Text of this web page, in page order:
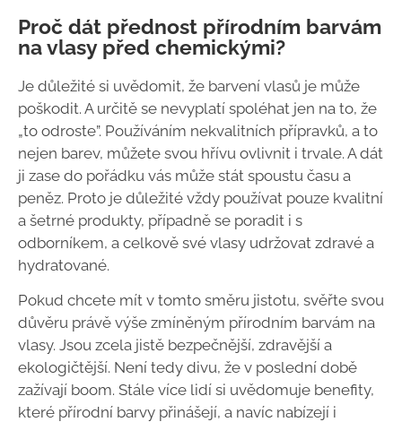
Proč dát přednost přírodním barvám
na vlasy před chemickými?
Je důležité si uvědomit, že barvení vlasů je může
poškodit. A určitě se nevyplatí spoléhat jen na to, že
„to odroste”. Používáním nekvalitních přípravků, a to
nejen barev, můžete svou hřívu ovlivnit i trvale. A dát
ji zase do pořádku vás může stát spoustu času a
peněz. Proto je důležité vždy používat pouze kvalitní
a šetrné produkty, případně se poradit i s
odborníkem, a celkově své vlasy udržovat zdravé a
hydratované.
Pokud chcete mít v tomto směru jistotu, svěřte svou
důvěru právě výše zmíněným přírodním barvám na
vlasy. Jsou zcela jistě bezpečnější, zdravější a
ekologičtější. Není tedy divu, že v poslední době
zažívají boom. Stále více lidí si uvědomuje benefity,
které přírodní barvy přinášejí, a navíc nabízejí i